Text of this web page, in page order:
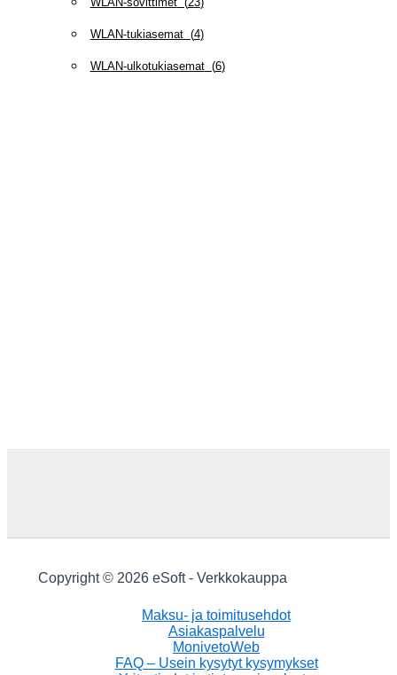
WLAN-tukiasemat(4)
WLAN-ulkotukiasemat(6)
Copyright © 2026 eSoft - Verkkokauppa
Maksu- ja toimitusehdot
Asiakaspalvelu
MonivetoWeb
FAQ – Usein kysytyt kysymykset